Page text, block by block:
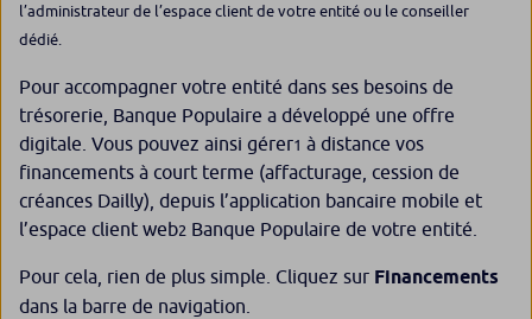
l’administrateur de l’espace client de votre entité ou le conseiller
dédié.
Pour accompagner votre entité dans ses besoins de
trésorerie, Banque Populaire a développé une offre
digitale. Vous pouvez ainsi gérer1 à distance vos
financements à court terme (affacturage, cession de
créances Dailly), depuis l’application bancaire mobile et
l’espace client web2 Banque Populaire de votre entité.
Pour cela, rien de plus simple. Cliquez sur Financements
dans la barre de navigation.